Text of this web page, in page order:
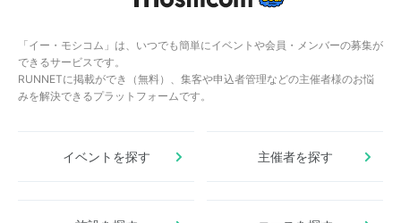
「イー・モシコム」は、いつでも簡単にイベントや会員・メンバーの募集が
できるサービスです。
RUNNETに掲載ができ（無料）、集客や申込者管理などの主催者様のお悩
みを解決できるプラットフォームです。
イベントを探す 主催者を探す